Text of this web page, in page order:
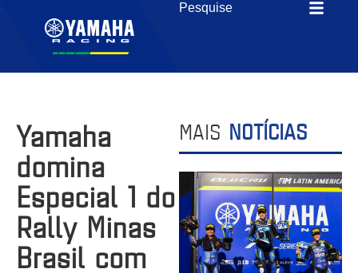
Yamaha
domina
Especial 1 do
Rally Minas
Brasil com
MAIS NOTÍCIAS